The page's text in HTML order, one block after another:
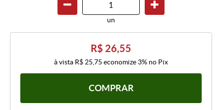
un
R$ 26,55
à vista R$ 25,75 economize 3% no Pix
COMPRAR